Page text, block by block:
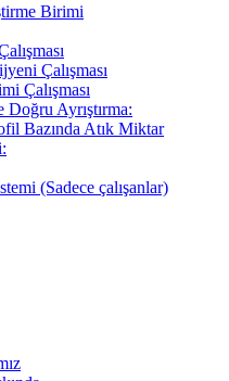
Birimi
Çalışması
Çalışması
Doğru Ayrıştırma:
Bazında Atık Miktar
(Sadece çalışanlar)